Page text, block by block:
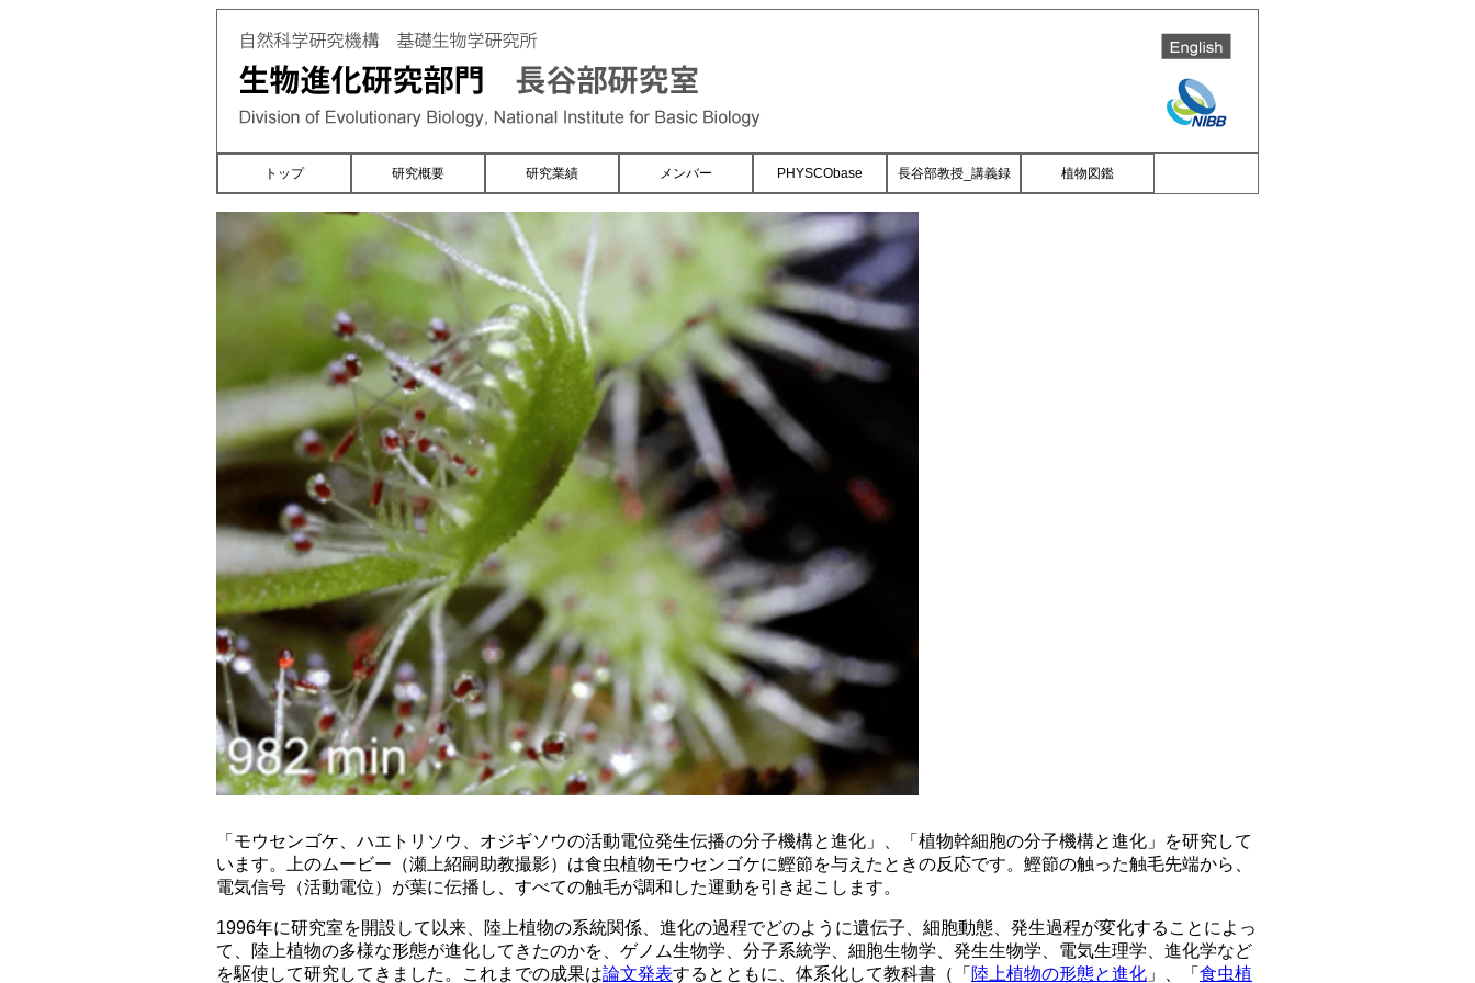
トップ 研究概要 研究業績 メンバー PHYSCObase 長谷部教授_講義録 植物図鑑
「モウセンゴケ、ハエトリソウ、オジギソウの活動電位発生伝播の分子機構と進化」、「植物幹細胞の分子機構と進化」を研究して
います。上のムービー（瀬上紹嗣助教撮影）は食虫植物モウセンゴケに鰹節を与えたときの反応です。鰹節の触った触毛先端から、
電気信号（活動電位）が葉に伝播し、すべての触毛が調和した運動を引き起こします。
1996年に研究室を開設して以来、陸上植物の系統関係、進化の過程でどのように遺伝子、細胞動態、発生過程が変化することによっ
て、陸上植物の多様な形態が進化してきたのかを、ゲノム生物学、分子系統学、細胞生物学、発生生物学、電気生理学、進化学など
を駆使して研究してきました。これまでの成果は論文発表するとともに、体系化して教科書（「 陸上植物の形態と進化 」、「 食虫植